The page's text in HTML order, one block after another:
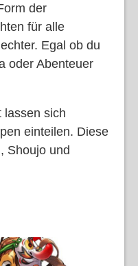
der
für alle
Egal ob du
oder Abenteuer
lassen sich
einteilen. Diese
Shoujo und